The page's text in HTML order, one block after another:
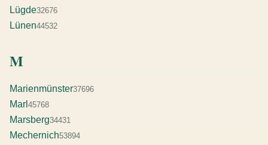
Lügde32676
Lünen44532
M
Marienmünster37696
Marl 45768
Marsberg34431
Mechernich53894